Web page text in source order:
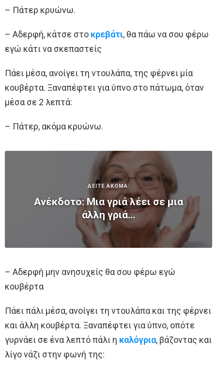
– Πάτερ κρυώνω.
– Αδερφή, κάτσε στο κρεβάτι, θα πάω να σου φέρω
εγώ κάτι να σκεπαστείς
Πάει μέσα, ανοίγει τη ντουλάπα, της φέρνει μία
κουβέρτα. Ξαναπέφτει για ύπνο στο πάτωμα, όταν
μέσα σε 2 λεπτά:
– Πάτερ, ακόμα κρυώνω.
ΔΕΙΤΕ ΑΚΟΜΑ:
Ανέκδοτο: Μια γριά λέει σε μια
άλλη γριά…
– Αδερφή μην ανησυχείς θα σου φέρω εγώ
κουβέρτα
Πάει πάλι μέσα, ανοίγει τη ντουλάπα και της φέρνει
και άλλη κουβέρτα. Ξαναπέφτει για ύπνο, οπότε
γυρνάει σε ένα λεπτό πάλι η καλόγρια, βάζοντας και
λίγο νάζι στην φωνή της: